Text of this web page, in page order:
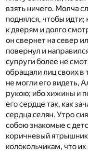
взять ничего. Молча
поднялся, чтобы идти;
к дверям и долго
он свернет на север
повернул и
супруги более не
обращали лиц своих в
не могли его видеть,
рукою; ибо хижины и
его сердце так, как
сердца селян. Утро
собою знакомые с
коричневый
колокольчикам, что